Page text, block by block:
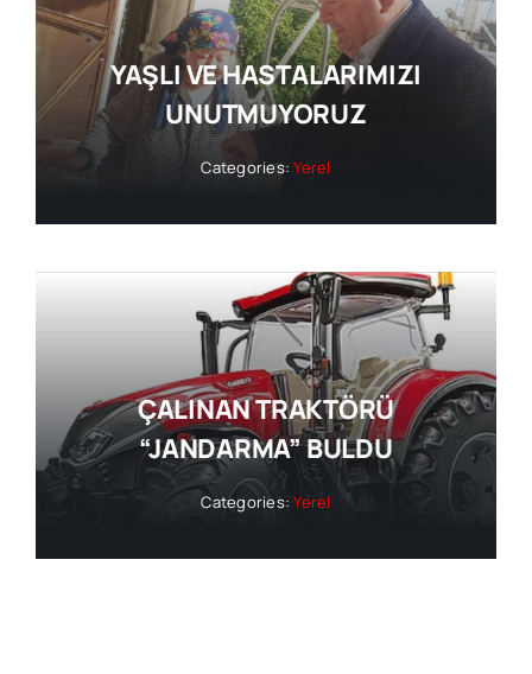
YAŞLI VE HASTALARIMIZI
UNUTMUYORUZ
Categories:Yerel
ÇALINAN TRAKTÖRÜ
“JANDARMA” BULDU
Categories:Yerel